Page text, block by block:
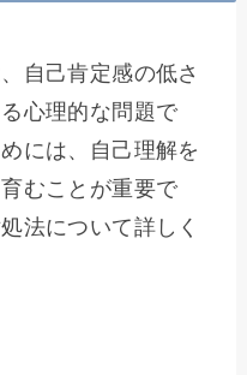
自己肯定感の低さ
心理的な問題で
には、自己理解を
むことが重要で
法について詳しく